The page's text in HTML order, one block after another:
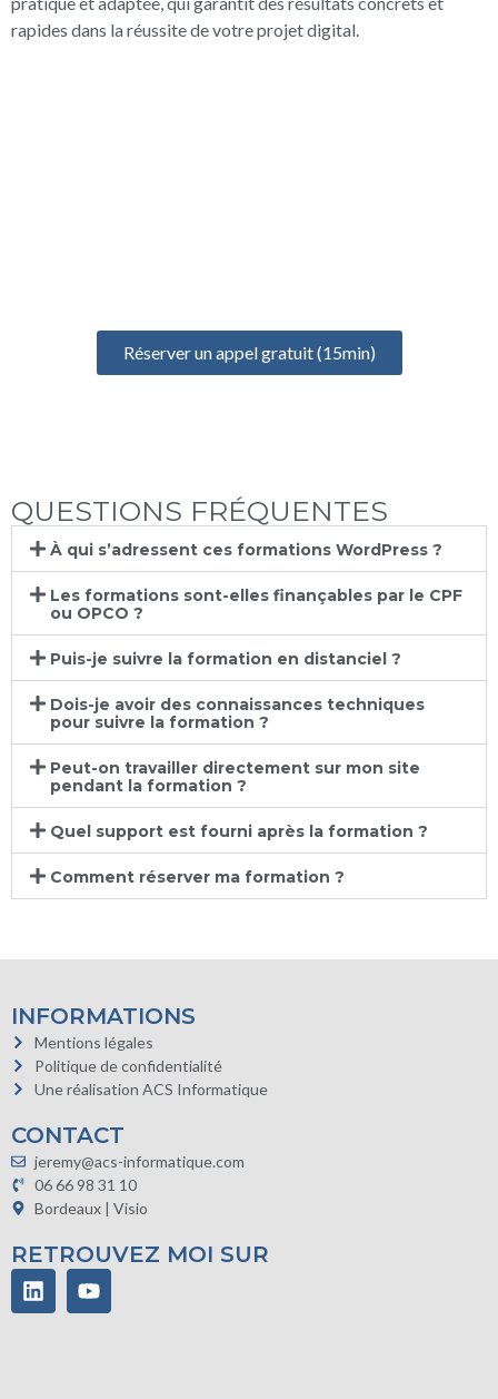
rapides dans la réussite de votre projet digital.
Réserver un appel gratuit (15min)
QUESTIONS FRÉQUENTES
À qui s’adressent ces formations WordPress ?
Les formations sont-elles finançables par le CPF
ou OPCO ?
Puis-je suivre la formation en distanciel ?
Dois-je avoir des connaissances techniques
pour suivre la formation ?
Peut-on travailler directement sur mon site
pendant la formation ?
Quel support est fourni après la formation ?
Comment réserver ma formation ?
INFORMATIONS
Mentions légales
Politique de confidentialité
Une réalisation ACS Informatique
CONTACT
jeremy@acs-informatique.com
06 66 98 31 10
Bordeaux | Visio
RETROUVEZ MOI SUR